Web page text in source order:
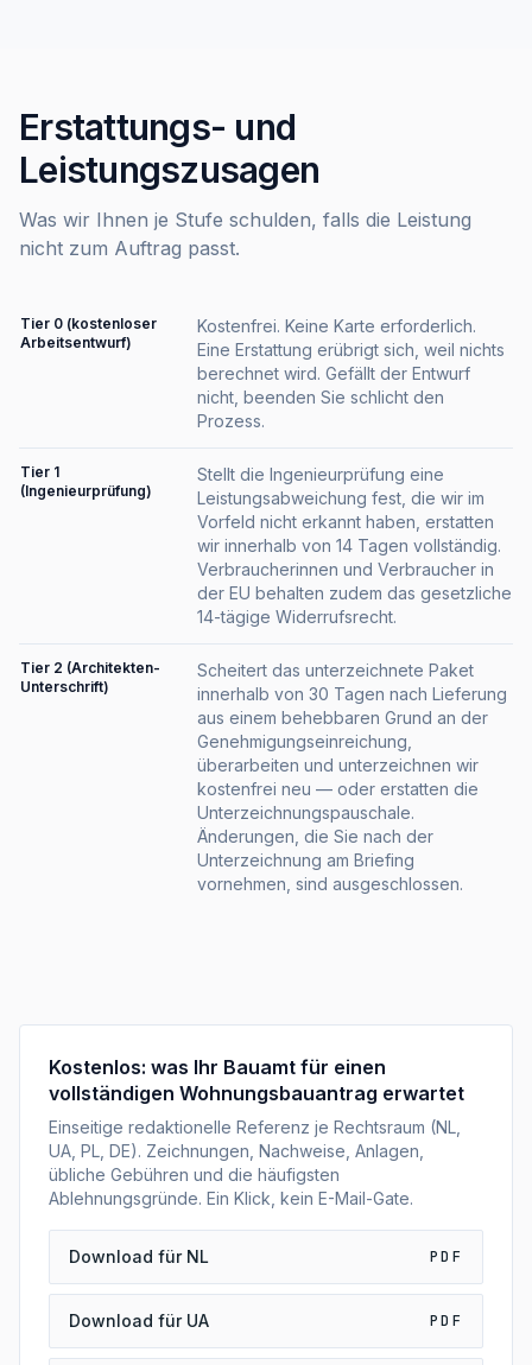
Erstattungs- und
Leistungszusagen
Was wir Ihnen je Stufe schulden, falls die Leistung
nicht zum Auftrag passt.
Tier 0 (kostenloser
Arbeitsentwurf)
Kostenfrei. Keine Karte erforderlich.
Eine Erstattung erübrigt sich, weil nichts
berechnet wird. Gefällt der Entwurf
nicht, beenden Sie schlicht den
Prozess.
Tier 1
(Ingenieurprüfung)
Stellt die Ingenieurprüfung eine
Leistungsabweichung fest, die wir im
Vorfeld nicht erkannt haben, erstatten
wir innerhalb von 14 Tagen vollständig.
Verbraucherinnen und Verbraucher in
der EU behalten zudem das gesetzliche
14-tägige Widerrufsrecht.
Tier 2 (Architekten-
Unterschrift)
Scheitert das unterzeichnete Paket
innerhalb von 30 Tagen nach Lieferung
aus einem behebbaren Grund an der
Genehmigungseinreichung,
überarbeiten und unterzeichnen wir
kostenfrei neu — oder erstatten die
Unterzeichnungspauschale.
Änderungen, die Sie nach der
Unterzeichnung am Briefing
vornehmen, sind ausgeschlossen.
Kostenlos: was Ihr Bauamt für einen
vollständigen Wohnungsbauantrag erwartet
Einseitige redaktionelle Referenz je Rechtsraum (NL,
UA, PL, DE). Zeichnungen, Nachweise, Anlagen,
übliche Gebühren und die häufigsten
Ablehnungsgründe. Ein Klick, kein E-Mail-Gate.
Download für NL PDF
Download für UA PDF